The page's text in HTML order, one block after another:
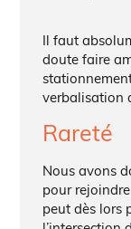
Il faut
doute faire
verbalisation
Rareté
Nous avons
pour
peut dès lors